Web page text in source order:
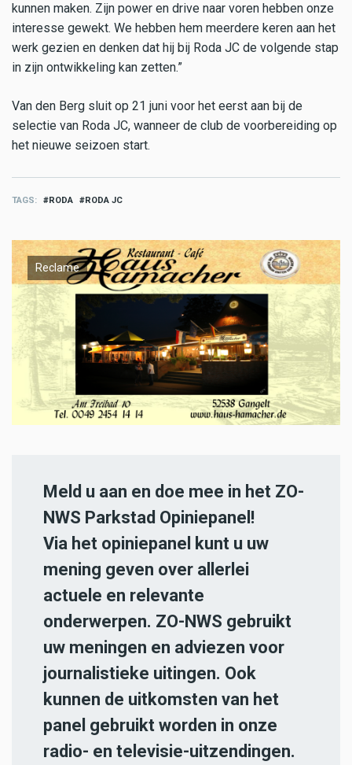
kunnen maken. Zijn power en drive naar voren hebben onze
interesse gewekt. We hebben hem meerdere keren aan het
werk gezien en denken dat hij bij Roda JC de volgende stap
in zijn ontwikkeling kan zetten.”
Van den Berg sluit op 21 juni voor het eerst aan bij de
selectie van Roda JC, wanneer de club de voorbereiding op
het nieuwe seizoen start.
TAGS RODA RODA JC
Reclame
Meld u aan en doe mee in het ZO-
NWS Parkstad Opiniepanel!
Via het opiniepanel kunt u uw
mening geven over allerlei
actuele en relevante
onderwerpen. ZO-NWS gebruikt
uw meningen en adviezen voor
journalistieke uitingen. Ook
kunnen de uitkomsten van het
panel gebruikt worden in onze
radio- en televisie-uitzendingen.